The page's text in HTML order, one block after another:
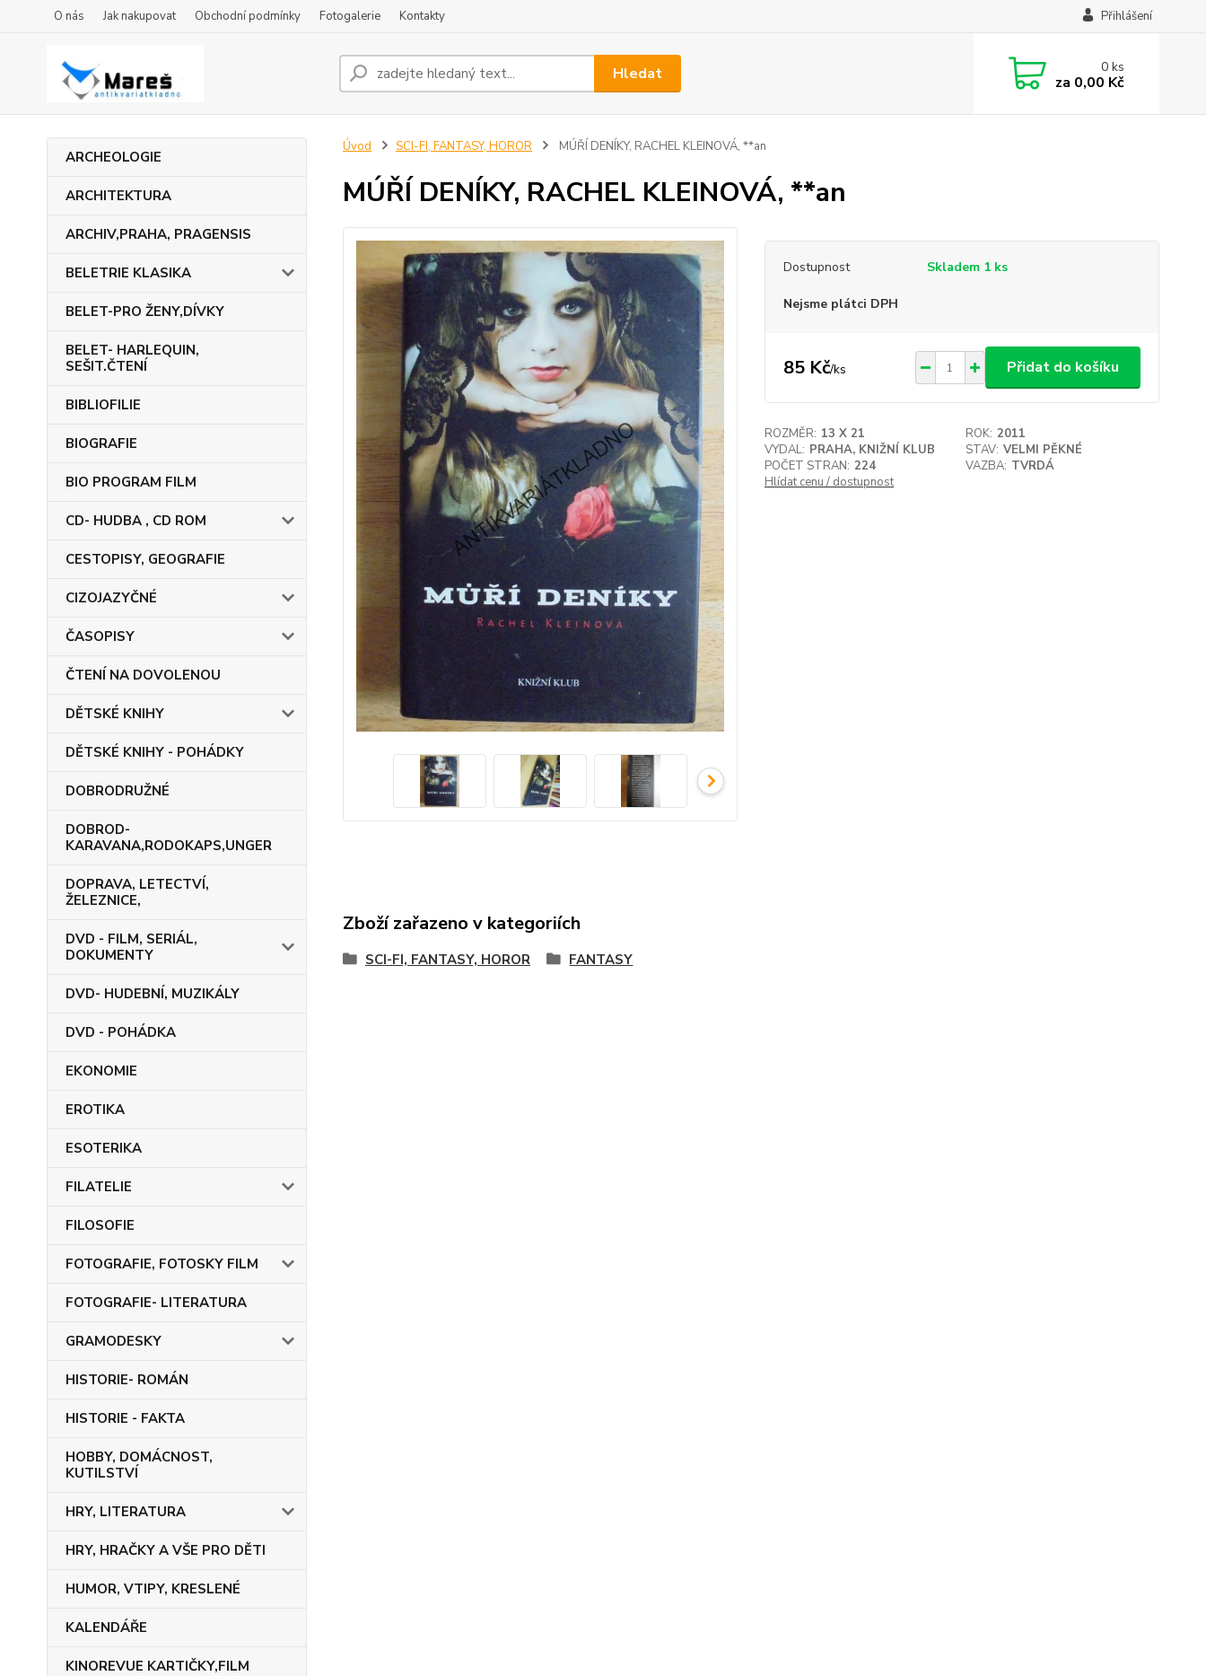
O nás Jak nakupovat Obchodní podmínky Fotogalerie Kontakty Přihlášení
Hledat 0ks
za 0,00 Kč
ARCHEOLOGIE
ARCHITEKTURA
ARCHIV,PRAHA, PRAGENSIS
BELETRIE KLASIKA
BELET-PRO ŽENY,DÍVKY
BELET- HARLEQUIN,
SEŠIT.ČTENÍ
BIBLIOFILIE
BIOGRAFIE
BIO PROGRAM FILM
CD- HUDBA , CD ROM
CESTOPISY, GEOGRAFIE
CIZOJAZYČNÉ
ČASOPISY
ČTENÍ NA DOVOLENOU
DĚTSKÉ KNIHY
DĚTSKÉ KNIHY - POHÁDKY
DOBRODRUŽNÉ
DOBROD-
KARAVANA,RODOKAPS,UNGER
DOPRAVA, LETECTVÍ,
ŽELEZNICE,
DVD - FILM, SERIÁL,
DOKUMENTY
DVD- HUDEBNÍ, MUZIKÁLY
DVD - POHÁDKA
EKONOMIE
EROTIKA
ESOTERIKA
FILATELIE
FILOSOFIE
FOTOGRAFIE, FOTOSKY FILM
FOTOGRAFIE- LITERATURA
GRAMODESKY
HISTORIE- ROMÁN
HISTORIE - FAKTA
HOBBY, DOMÁCNOST,
KUTILSTVÍ
HRY, LITERATURA
HRY, HRAČKY A VŠE PRO DĚTI
HUMOR, VTIPY, KRESLENÉ
KALENDÁŘE
KINOREVUE KARTIČKY,FILM
Úvod SCI-FI, FANTASY, HOROR MÚŘÍ DENÍKY, RACHEL KLEINOVÁ, **an
MÚŘÍ DENÍKY, RACHEL KLEINOVÁ, **an
Dostupnost Skladem 1 ks
Nejsme plátci DPH
85 Kč/ks Přidat do košíku
ROZMĚR: 13 X 21 ROK: 2011
VYDAL: PRAHA, KNIŽNÍ KLUB STAV: VELMI PĚKNÉ
POČET STRAN: 224 VAZBA: TVRDÁ
Hlídat cenu / dostupnost
Zboží zařazeno v kategoriích
SCI-FI, FANTASY, HOROR FANTASY